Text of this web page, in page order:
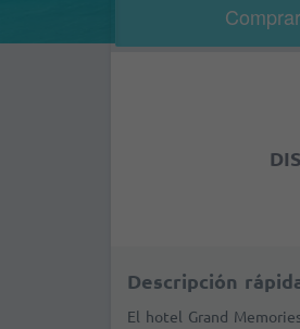
Comprar
Descripción
El hotel Grand